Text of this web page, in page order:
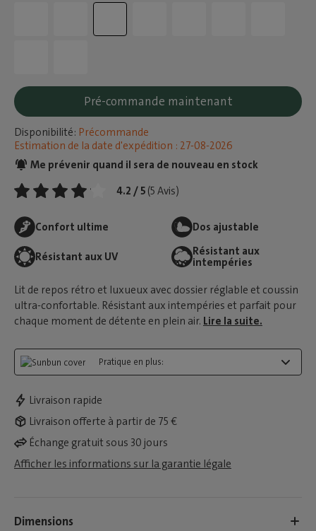
Pré-commande maintenant
Disponibilité: Précommande
Estimation de la date d'expédition : 27-08-2026
Me prévenir quand il sera de nouveau en stock
4.2 / 5 (5 Avis)
Confort ultime Dos ajustable
Résistant aux UV
Résistant aux
intempéries
Lit de repos rétro et luxueux avec dossier réglable et coussin
ultra-confortable. Résistant aux intempéries et parfait pour
chaque moment de détente en plein air. Lire la suite.
Pratique en plus:
Livraison rapide
Livraison offerte à partir de 75 €
Échange gratuit sous 30 jours
Afficher les informations sur la garantie légale
Dimensions